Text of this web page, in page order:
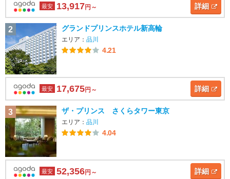
最安 13,917円～ 詳細
2 グランドプリンスホテル新高輪
エリア： 品川
4.21
最安 17,675円～ 詳細
3 ザ・プリンス さくらタワー東京
エリア： 品川
4.04
最安 52,356円～ 詳細